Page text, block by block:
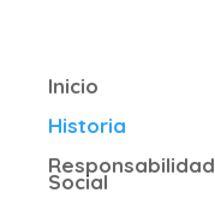
Inicio
Historia
Responsabilidad
Social